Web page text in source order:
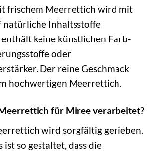
frischem Meerrettich wird mit
natürliche Inhaltsstoffe
enthält keine künstlichen Farb-
oder
Der reine Geschmack
hochwertigen Meerrettich.
für Miree verarbeitet?
wird sorgfältig gerieben.
ist so gestaltet, dass die